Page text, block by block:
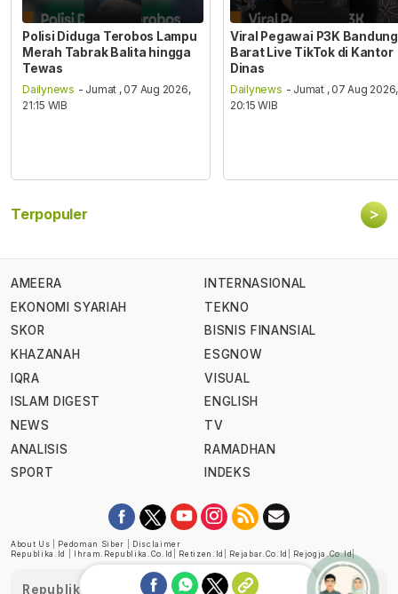
Polisi Diduga Terobos Lampu
Merah Tabrak Balita hingga
Tewas
Dailynews - Jumat , 07 Aug 2026,
21:15 WIB
Viral Pegawai P3K Bandung
Barat Live TikTok di Kantor
Dinas
Dailynews - Jumat , 07 Aug 2026,
20:15 WIB
Terpopuler >
AMEERA
EKONOMI SYARIAH
SKOR
KHAZANAH
IQRA
ISLAM DIGEST
NEWS
ANALISIS
SPORT
INTERNASIONAL
TEKNO
BISNIS FINANSIAL
ESGNOW
VISUAL
ENGLISH
TV
RAMADHAN
INDEKS
About Us Pedoman Siber
Disclaimer
Republika.id
Ihram.republika.co.id Retizen.id Rejabar.co.id Rejogja.co.id|
Republika telah diverifikasi oleh Dewan Pers